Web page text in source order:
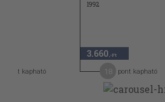
pont kapható
1992
3.660 ,-Ft
pont kapható